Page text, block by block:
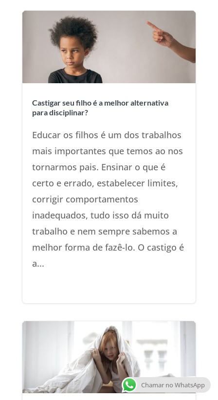
Castigar seu filho é a melhor alternativa
para disciplinar?
Educar os filhos é um dos trabalhos
mais importantes que temos ao nos
tornarmos pais. Ensinar o que é
certo e errado, estabelecer limites,
corrigir comportamentos
inadequados, tudo isso dá muito
trabalho e nem sempre sabemos a
melhor forma de fazê-lo. O castigo é
a...
Chamar no WhatsApp